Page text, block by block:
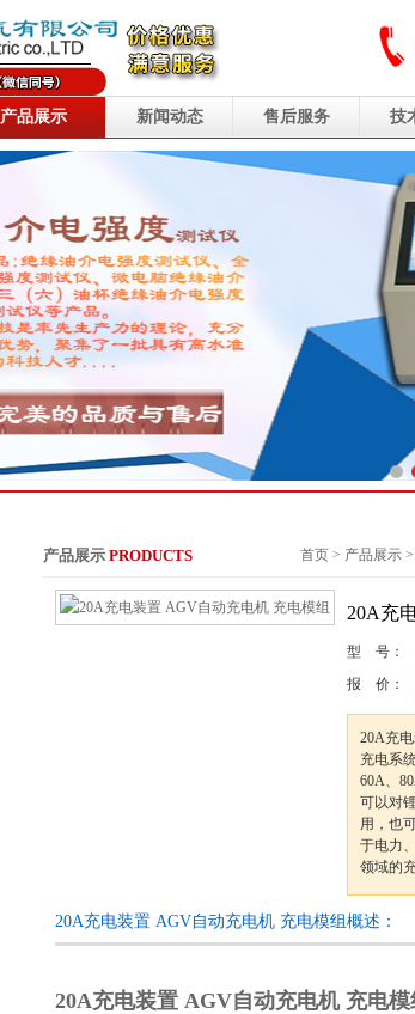
产品展示 新闻动态 售后服务 技
产品展示 PRODUCTS 首页 > 产品展示
20A充
型 号：
报 价：
20A充
充电系
60A、
可以对
用，也
于电力
领域的
20A充电装置 AGV自动充电机 充电模组概述：
20A充电装置 AGV自动充电机 充电模